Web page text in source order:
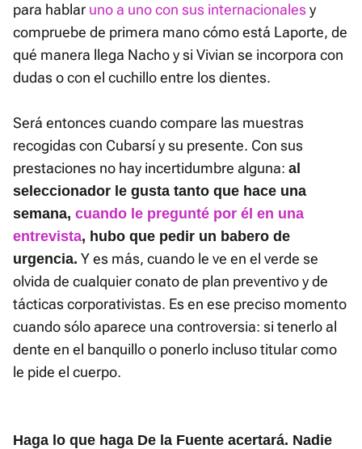
para hablar uno a uno con sus internacionalesy
compruebe de primera mano cómo está Laporte, de
qué manera llega Nacho y si Vivian se incorpora con
dudas o con el cuchillo entre los dientes.
Será entonces cuando compare las muestras
recogidas con Cubarsí y su presente. Con sus
prestaciones no hay incertidumbre alguna: al
seleccionador le gusta tanto que hace una
semana, cuando le pregunté por él en una
entrevista, hubo que pedir un babero de
urgencia. Y es más, cuando le ve en el verde se
olvida de cualquier conato de plan preventivo y de
tácticas corporativistas. Es en ese preciso momento
cuando sólo aparece una controversia: si tenerlo al
dente en el banquillo o ponerlo incluso titular como
le pide el cuerpo.
Haga lo que haga De la Fuente acertará. Nadie